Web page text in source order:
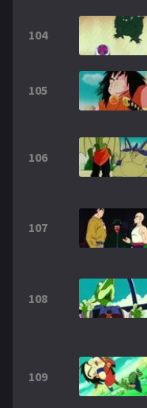
104
105
106
107
108
109